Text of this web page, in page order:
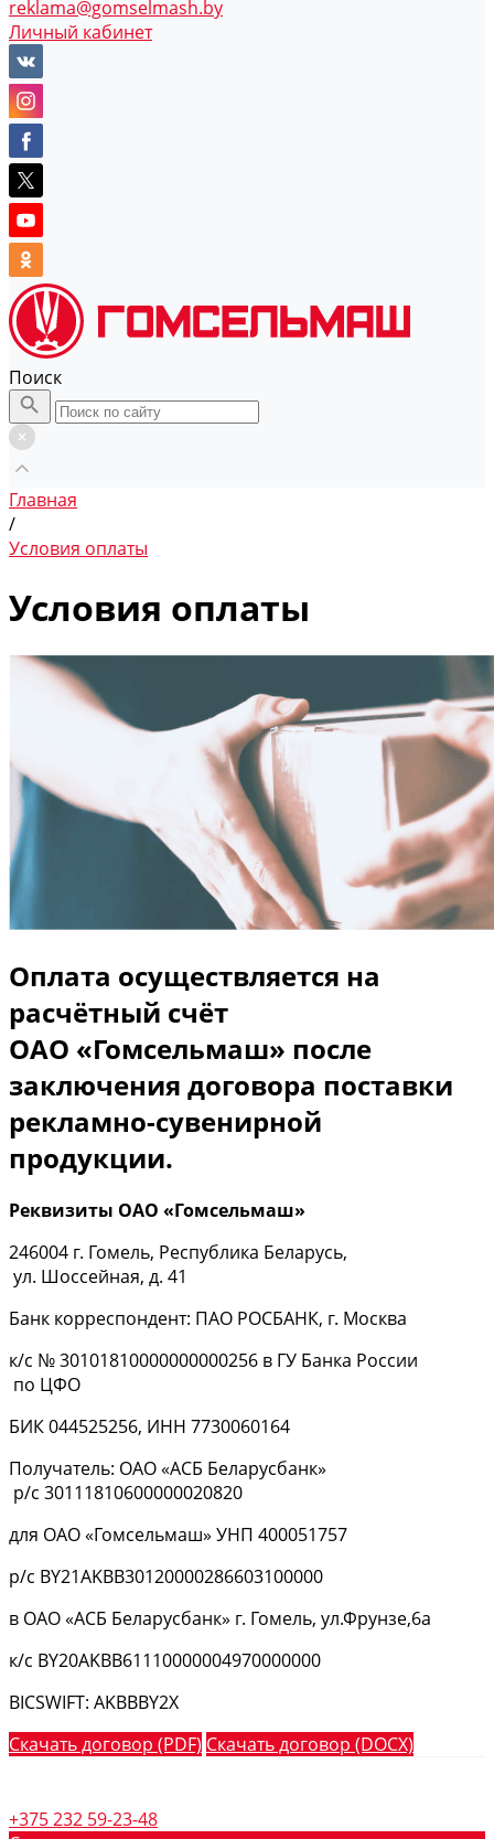
reklama@gomselmash.by
Личный кабинет
Поиск
Главная
/
Условия оплаты
Условия оплаты
Оплата осуществляется на
расчётный счёт
ОАО «Гомсельмаш» после
заключения договора поставки
рекламно-сувенирной
продукции.
Реквизиты ОАО «Гомсельмаш»
246004 г. Гомель, Республика Беларусь,
ул. Шоссейная, д. 41
Банк корреспондент: ПАО РОСБАНК, г. Москва
к/с № 30101810000000000256 в ГУ Банка России
по ЦФО
БИК 044525256, ИНН 7730060164
Получатель: ОАО «АСБ Беларусбанк»
р/с 30111810600000020820
для ОАО «Гомсельмаш» УНП 400051757
р/с BY21AKBB30120000286603100000
в ОАО «АСБ Беларусбанк» г. Гомель, ул.Фрунзе,6а
к/с BY20AKBB61110000004970000000
BICSWIFT: AKBBBY2X
Скачать договор (PDF) Скачать договор (DOCX)
+375 232 59-23-48